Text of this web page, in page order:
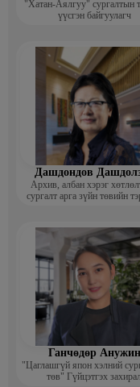
"Хатан-Аялгуу" сургалтын
үүсгэн байгуулагч
Дашдондов
Архив, албан хэрэг
сургалт арга зүйн төвийн
Ганчөдөр Анужин
"Цаглашгүй япон хэлний
төв" Гүйцэтгэх